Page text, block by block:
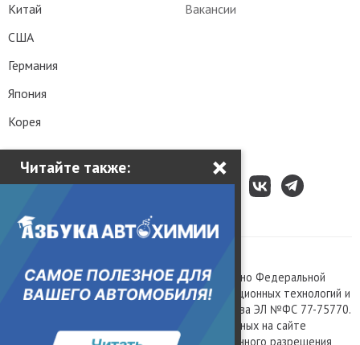
Читайте также: ×
Вакансии
Китай
США
Германия
Япония
Корея
Сетевое издание «Kolesa.ru», зарегистрировано Федеральной
службой по надзору в сфере связи, информационных технологий и
массовых коммуникаций, номер свидетельства ЭЛ №ФС 77-75770.
Любое использование материалов, размещенных на сайте
www.kolesa.ru, допускается только с письменного разрешения